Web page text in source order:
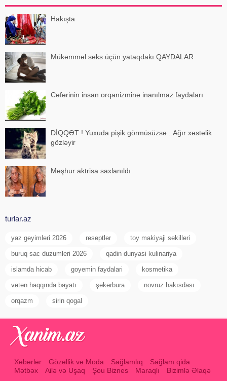
Hakışta
Mükəmməl seks üçün yataqdakı QAYDALAR
Cəfərinin insan orqanizminə inanılmaz faydaları
DİQQƏT ! Yuxuda pişik görmüsüzsə ..Ağır xəstəlik
gözləyir
Məşhur aktrisa saxlanıldı
turlar.az
yaz geyimleri 2026 reseptler toy makiyaji sekilleri
buruq sac duzumleri 2026 qadin dunyasi kulinariya
islamda hicab goyemin faydalari kosmetika
vətən haqqında bayatı şəkərbura novruz hakısdası
orqazm sirin qogal
Xəbərlər Gözəllik və Moda Sağlamlıq
Sağlam qida
Mətbəx
Ailə və Uşaq Şou Biznes Maraqlı Bizimlə Əlaqə